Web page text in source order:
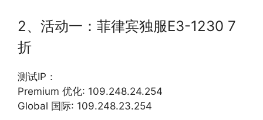
2、活动一：菲律宾独服E3-1230 7
折
测试IP：
Premium 优化: 109.248.24.254
Global 国际: 109.248.23.254